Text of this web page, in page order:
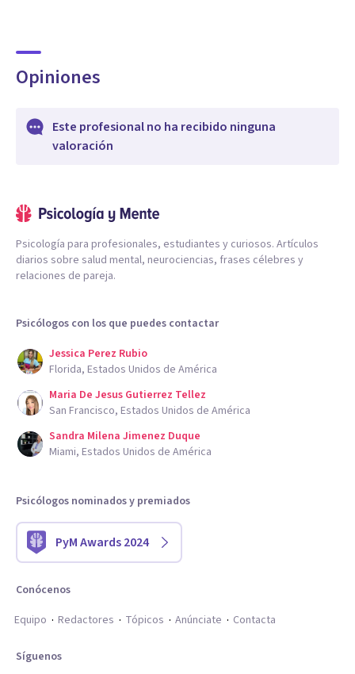
Opiniones
Este profesional no ha recibido ninguna
valoración
Psicología para profesionales, estudiantes y curiosos. Artículos
diarios sobre salud mental, neurociencias, frases célebres y
relaciones de pareja.
Psicólogos con los que puedes contactar
Jessica Perez Rubio
Florida, Estados Unidos de América
Maria De Jesus Gutierrez Tellez
San Francisco, Estados Unidos de América
Sandra Milena Jimenez Duque
Miami, Estados Unidos de América
Psicólogos nominados y premiados
PyM Awards 2024
Conócenos
Equipo
Redactores Tópicos Anúnciate Contacta
Síguenos